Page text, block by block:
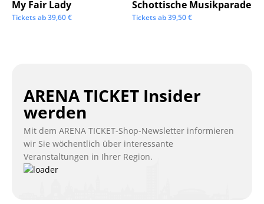
My Fair Lady
Tickets ab39,60€
Schottische Musikparade
Tickets ab39,50€
ARENA TICKET Insider
werden
Mit dem ARENA TICKET-Shop-Newsletter informieren
wir Sie wöchentlich über interessante
Veranstaltungen in Ihrer Region.